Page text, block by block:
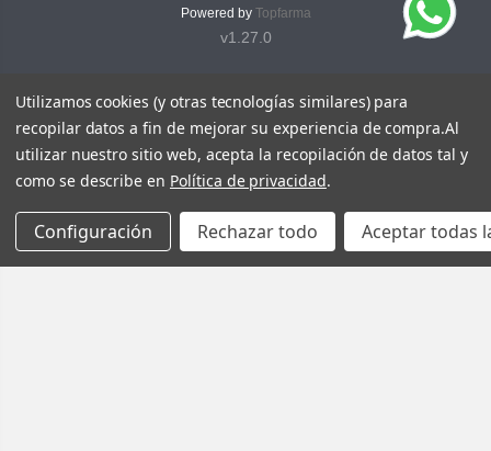
Powered by Topfarma
v1.27.0
Utilizamos cookies (y otras tecnologías similares) para
recopilar datos a fin de mejorar su experiencia de compra.Al
utilizar nuestro sitio web, acepta la recopilación de datos tal y
como se describe en Política de privacidad.
Configuración Rechazar todo Aceptar todas